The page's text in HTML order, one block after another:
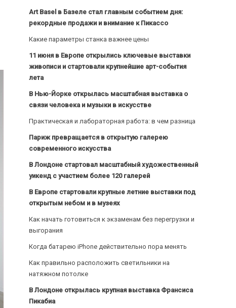
Art Basel в Базеле стал главным событием дня:
рекордные продажи и внимание к Пикассо
Какие параметры станка важнее цены
11 июня в Европе открылись ключевые выставки
живописи и стартовали крупнейшие арт-события
лета
В Нью-Йорке открылась масштабная выставка о
связи человека и музыки в искусстве
Практическая и лабораторная работа: в чем разница
Париж превращается в открытую галерею
современного искусства
В Лондоне стартовал масштабный художественный
уикенд с участием более 120 галерей
В Европе стартовали крупные летние выставки под
открытым небом и в музеях
Как начать готовиться к экзаменам без перегрузки и
выгорания
Когда батарею iPhone действительно пора менять
Как правильно расположить светильники на
натяжном потолке
В Лондоне открылась крупная выставка Франсиса
Пикабиа